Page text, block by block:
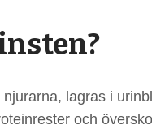
lagras i
och